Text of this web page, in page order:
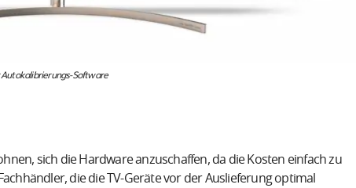
Software
sich die Hardware anzuschaffen, da die Kosten einfach zu
die die TV-Geräte vor der Auslieferung optimal